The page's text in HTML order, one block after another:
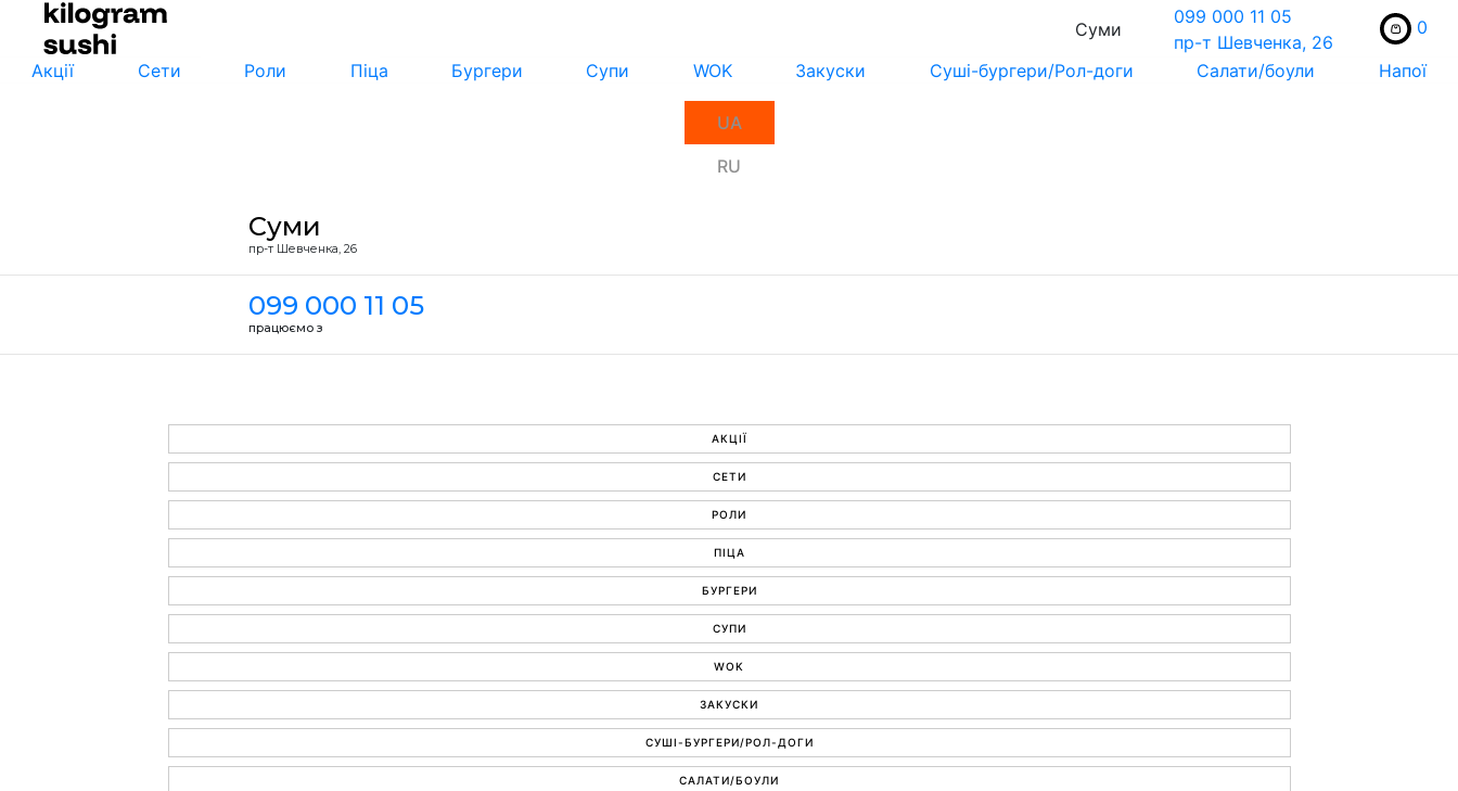
Суми
099 000 11 05
пр-т Шевченка, 26
0
Акції Сети Роли Піца Бургери Супи WOK Закуски Суші-бургери/Рол-доги Салати/боули Напої
UA
RU
Суми
пр-т Шевченка, 26
099 000 11 05
працюємо з
АКЦІЇ
СЕТИ
РОЛИ
ПІЦА
БУРГЕРИ
СУПИ
WOK
ЗАКУСКИ
СУШІ-БУРГЕРИ/РОЛ-ДОГИ
САЛАТИ/БОУЛИ